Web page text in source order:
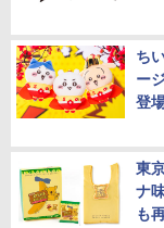
ち
ー
登
東
ナ
も